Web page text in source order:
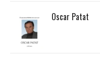
Oscar Patat